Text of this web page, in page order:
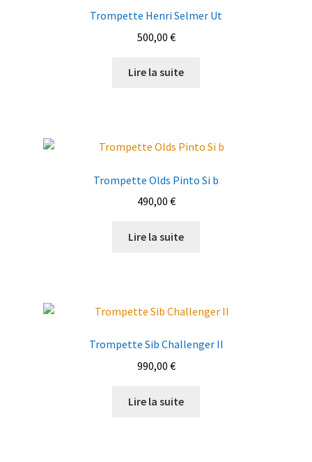
Trompette Henri Selmer Ut
500,00 €
Lire la suite
Trompette Olds Pinto Si b
490,00 €
Lire la suite
Trompette Sib Challenger II
990,00 €
Lire la suite